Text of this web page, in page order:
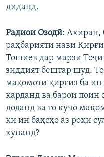
диданд.
Радиои Озодӣ: Ахиран,
раҳбарияти нави
Тошиев дар марзи
зиддият бештар шуд.
мақомоти қирғиз ба ин
карданд ва барои поин
доданд ва то куҷо
ки ин баҳсҳо аз роҳи
кунанд?